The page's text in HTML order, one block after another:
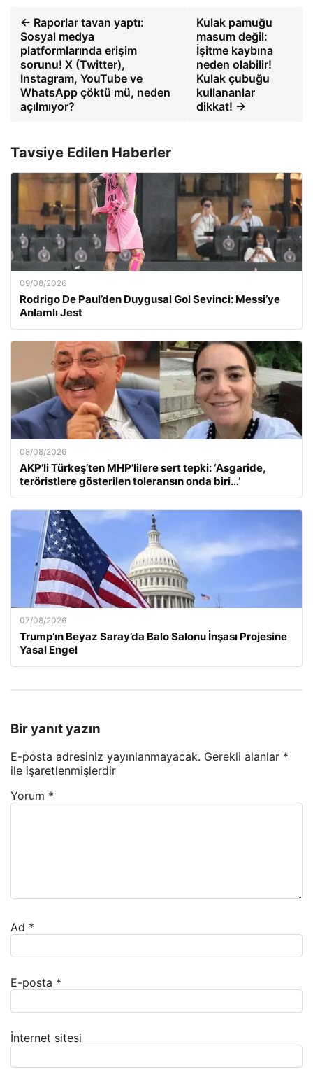
← Raporlar tavan yaptı:
Sosyal medya
platformlarında erişim
sorunu! X (Twitter),
Instagram, YouTube ve
WhatsApp çöktü mü, neden
açılmıyor?
Kulak pamuğu
masum değil:
İşitme kaybına
neden olabilir!
Kulak çubuğu
kullananlar
dikkat! →
Tavsiye Edilen Haberler
09/08/2026
Rodrigo De Paul’den Duygusal Gol Sevinci: Messi’ye
Anlamlı Jest
08/08/2026
AKP’li Türkeş’ten MHP’lilere sert tepki: ‘Asgaride,
teröristlere gösterilen toleransın onda biri…’
07/08/2026
Trump’ın Beyaz Saray’da Balo Salonu İnşası Projesine
Yasal Engel
Bir yanıt yazın
E-posta adresiniz yayınlanmayacak. Gerekli alanlar *
ile işaretlenmişlerdir
Yorum *
Ad *
E-posta *
İnternet sitesi